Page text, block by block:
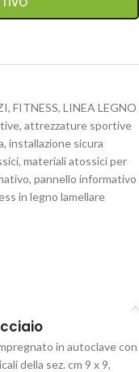
, FITNESS, LINEA LEGNO
, attrezzature sportive
, installazione sicura
, materiali atossici per
, pannello informativo
in legno lamellare
in autoclave con
della sez. cm 9 x 9,